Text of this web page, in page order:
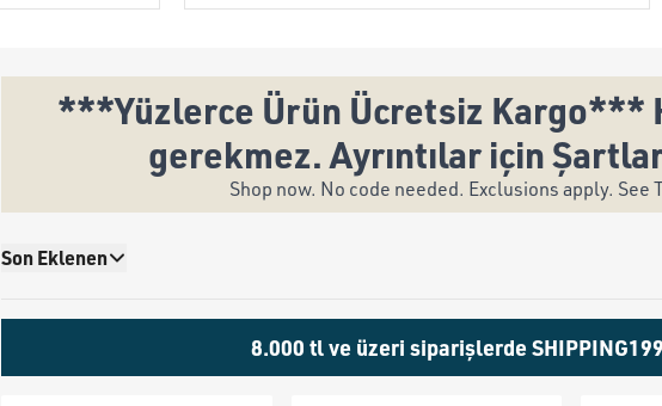
***Yüzlerce Ürün Ücretsiz Kargo***
gerekmez. Ayrıntılar için
Shop now. No code needed. Exclusions apply.
Son Eklenen
8.000 tl ve üzeri siparişlerde